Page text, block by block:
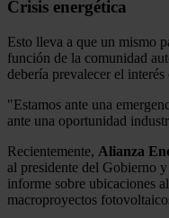
Crisis energética
Esto lleva a que un mismo
función de la comunidad
debería prevalecer el interés
"Estamos ante una
ante una oportunidad
Recientemente, Alianza
al presidente del Gobierno
informe sobre ubicaciones
macroproyectos